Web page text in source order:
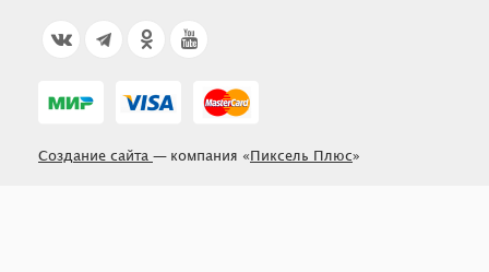
Создание сайта — компания «Пиксель Плюс»